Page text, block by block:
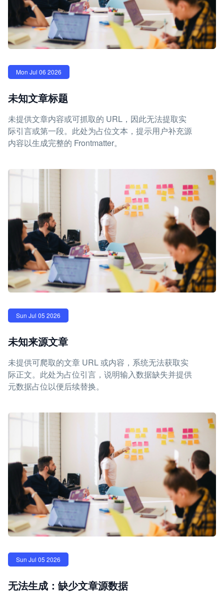
Mon Jul 06 2026
未知文章标题
未提供文章内容或可抓取的 URL，因此无法提取实
际引言或第一段。此处为占位文本，提示用户补充源
内容以生成完整的 Frontmatter。
Sun Jul 05 2026
未知来源文章
未提供可爬取的文章 URL 或内容，系统无法获取实
际正文。此处为占位引言，说明输入数据缺失并提供
元数据占位以便后续替换。
Sun Jul 05 2026
无法生成：缺少文章源数据